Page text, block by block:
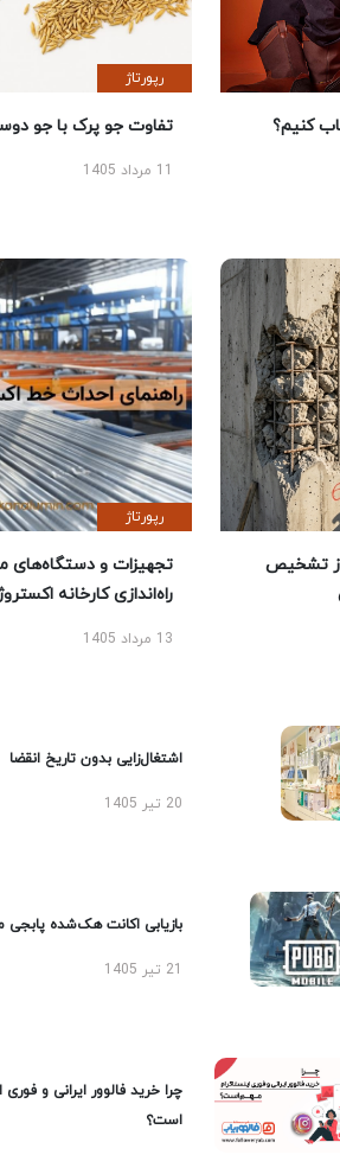
کنیم؟
رپورتاژ
تفاوت جو پرک با جو
تشخیص
رپورتاژ
تجهیزات و دستگاه‌های
راه‌اندازی کارخانه
13 مرداد 1405
اشتغال‌زایی بدون تاریخ انقضا
20 تیر 1405
بازیابی اکانت هک‌شده پابجی
چرا خرید فالوور ایرانی و فوری
است؟